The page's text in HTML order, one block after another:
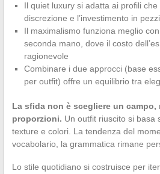
Il quiet luxury si adatta ai profili
discrezione e l’investimento in
Il maximalismo funziona meglio
seconda mano, dove il costo
ragionevole
Combinare i due approcci (base
per outfit) offre un equilibrio tra
La sfida non è scegliere un campo,
proporzioni. Un outfit riuscito si basa
texture e colori. La tendenza del
vocabolario, la grammatica rimane
Lo stile quotidiano si costruisce per